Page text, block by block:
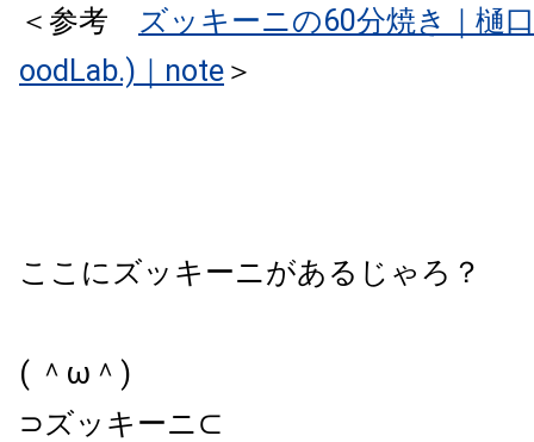
＜参考 ズッキーニの60分焼き｜樋
oodLab.)｜note ＞
ここにズッキーニがあるじゃろ？
( ＾ω＾)
⊃ズッキーニ⊂